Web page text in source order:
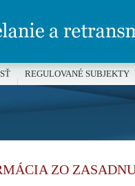
ZO
REGULOVANÉ SUBJEKTY